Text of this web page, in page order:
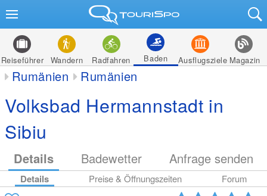
Reiseführer Wandern Radfahren Baden Ausflugsziele Magazin
Rumänien Rumänien
Volksbad Hermannstadt in
Sibiu
Details Badewetter Anfrage senden
Details Preise & Öffnungszeiten
Forum